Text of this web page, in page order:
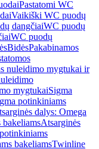
Pastatomi WC
Vaikiški WC puodų
dangčiaiWC puodų
WC puodų
BidėsPakabinamos
nuleidimo mygtukai ir
mygtukaiSigma
potinkiniams
dalys: Omega
Atsarginės
bakeliamsTwinline